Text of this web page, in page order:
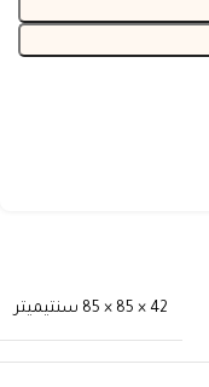
42 × 85 × 85 سنتيميتر